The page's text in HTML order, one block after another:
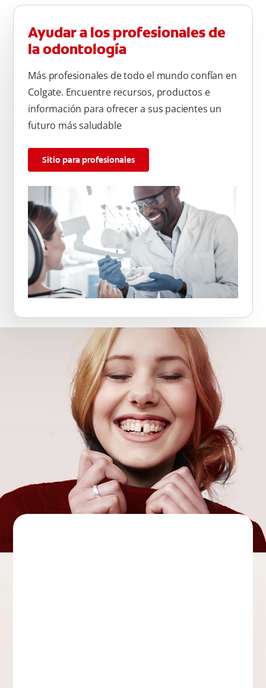
Ayudar a los profesionales de
la odontología
Más profesionales de todo el mundo confían en
Colgate. Encuentre recursos, productos e
información para ofrecer a sus pacientes un
futuro más saludable
Sitio para profesionales